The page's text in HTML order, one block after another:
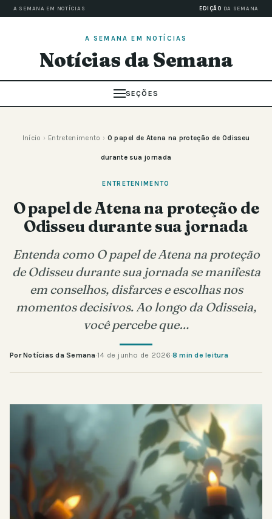
A SEMANA EM NOTÍCIAS EDIÇÃO DA SEMANA
A SEMANA EM NOTÍCIAS
Notícias da Semana
SEÇÕES
Início › Entretenimento › O papel de Atena na proteção de Odisseu
durante sua jornada
ENTRETENIMENTO
O papel de Atena na proteção de
Odisseu durante sua jornada
Entenda como O papel de Atena na proteção
de Odisseu durante sua jornada se manifesta
em conselhos, disfarces e escolhas nos
momentos decisivos. Ao longo da Odisseia,
você percebe que…
Por Notícias da Semana·14 de junho de 2026·8 min de leitura